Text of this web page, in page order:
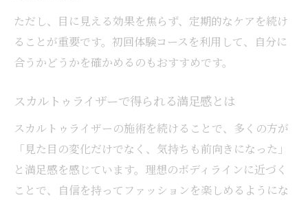
ただし、目に見える効果を焦らず、定期的なケアを続け
ることが重要です。初回体験コースを利用して、自分に
合うかどうかを確かめるのもおすすめです。
スカルトゥライザーで得られる満足感とは
スカルトゥライザーの施術を続けることで、多くの方が
「見た目の変化だけでなく、気持ちも前向きになった」
と満足感を感じています。理想のボディラインに近づく
ことで、自信を持ってファッションを楽しめるようにな